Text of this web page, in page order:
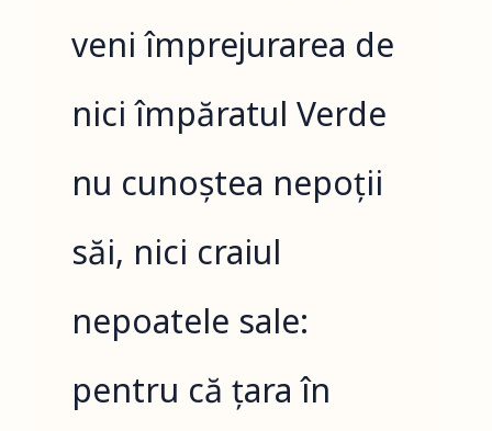
veni împrejurarea de
nici împăratul Verde
nu cunoștea nepoții
săi, nici craiul
nepoatele sale:
pentru că țara în